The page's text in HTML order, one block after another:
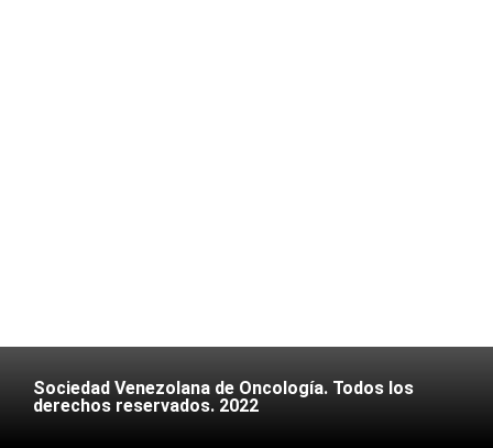
Sociedad Venezolana de Oncología. Todos los
derechos reservados. 2022